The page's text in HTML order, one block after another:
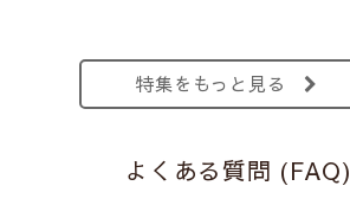
特集をもっと見る
よくある質問 (FAQ)